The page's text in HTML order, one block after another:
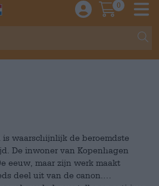
Einloggen /
0
waarschijnlijk de beroemdste
De inwoner van Kopenhagen
eeuw, maar zijn werk maakt
deel uit van de canon.